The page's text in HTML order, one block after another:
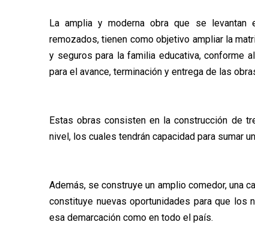
La amplia y moderna obra que se levantan
remozados, tienen como objetivo ampliar la
y seguros para la familia educativa, conforme
para el avance, terminación y entrega de las
Estas obras consisten en la construcción de
nivel, los cuales tendrán capacidad para sumar
Además, se construye un amplio comedor, una
constituye nuevas oportunidades para que los
esa demarcación como en todo el país.